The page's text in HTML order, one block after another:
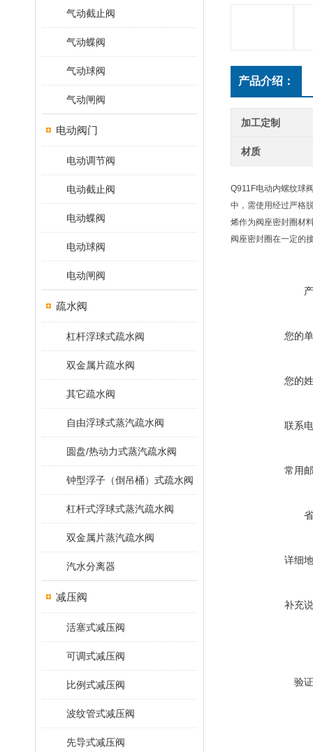
气动截止阀
气动蝶阀
气动球阀
气动闸阀
电动阀门
电动调节阀
电动截止阀
电动蝶阀
电动球阀
电动闸阀
疏水阀
杠杆浮球式疏水阀
双金属片疏水阀
其它疏水阀
自由浮球式蒸汽疏水阀
圆盘/热动力式蒸汽疏水阀
钟型浮子（倒吊桶）式疏水阀
杠杆式浮球式蒸汽疏水阀
双金属片蒸汽疏水阀
汽水分离器
减压阀
活塞式减压阀
可调式减压阀
比例式减压阀
波纹管式减压阀
先导式减压阀
产品介绍：
加工定制
材质
Q911F电动内螺纹球
中，需使用经过严格
烯作为阀座密封圈材
阀座密封圈在一定的
您的
您的
联系
常用
详细
补充
验